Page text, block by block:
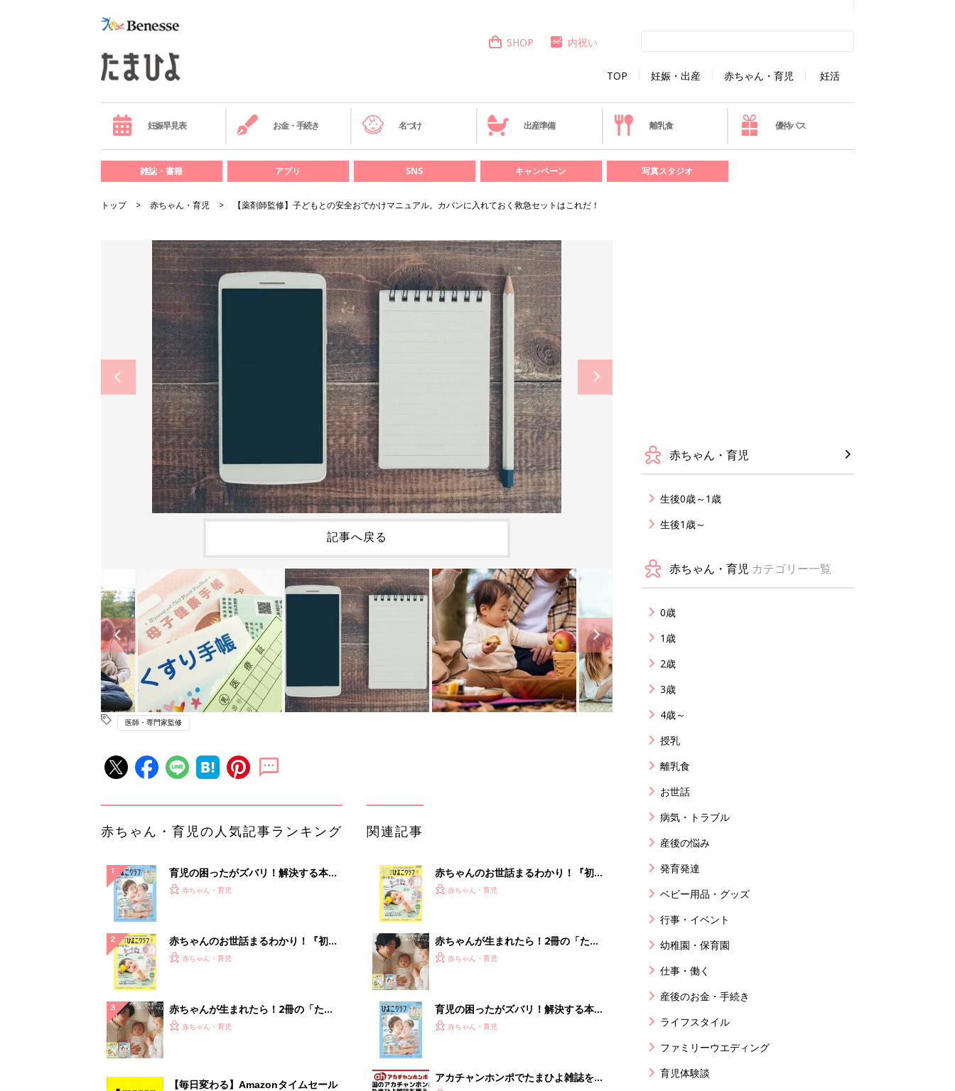
TOP 妊娠・出産 赤ちゃん・育児 妊活
SHOP 内祝い
妊娠早見表 お金・手続き 名づけ 出産準備 離乳食 優待パス
雑誌・書籍 アプリ SNS キャンペーン 写真スタジオ
トップ 赤ちゃん・育児 【薬剤師監修】子どもとの安全おでかけマニュアル。カバンに入れておく救急セットはこれだ！
記事へ戻る
医師・専門家監修
赤ちゃん・育児の人気記事ランキング
育児の困ったがズバリ！解決する本
『ひよこクラブ 夏号』 4カ月～2才
赤ちゃん・育児
赤ちゃんのお世話まるわかり！『初め
てのひよこクラブ 夏号』〈巻頭大特
赤ちゃん・育児
赤ちゃんが生まれたら！2冊の「たま
ひよ」
赤ちゃん・育児
【毎日変わる】Amazonタイムセール
関連記事
赤ちゃんのお世話まるわかり！『初め
てのひよこクラブ 夏号』〈巻頭大特
赤ちゃん・育児
赤ちゃんが生まれたら！2冊の「たま
ひよ」
赤ちゃん・育児
育児の困ったがズバリ！解決する本
『ひよこクラブ 夏号』 4カ月～2才
赤ちゃん・育児
アカチャンホンポでたまひよ雑誌を買
赤ちゃん・育児
生後0歳～1歳
生後1歳～
赤ちゃん・育児 カテゴリー一覧
0歳
1歳
2歳
3歳
4歳～
授乳
離乳食
お世話
病気・トラブル
産後の悩み
発育発達
ベビー用品・グッズ
行事・イベント
幼稚園・保育園
仕事・働く
産後のお金・手続き
ライフスタイル
ファミリーウエディング
育児体験談